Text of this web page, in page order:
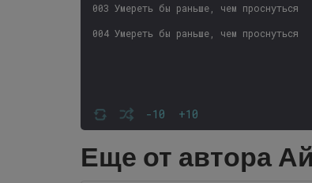
-10 +10
003 Умереть бы раньше, чем проснуться
004 Умереть бы раньше, чем проснуться
Еще от автора